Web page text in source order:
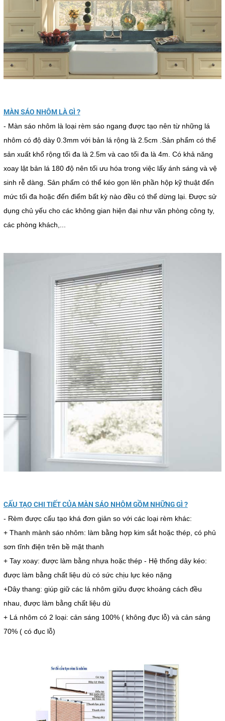
MÀN SÁO NHÔM LÀ GÌ ?
- Màn sáo nhôm là loại rèm sáo ngang được tạo nên từ những lá
nhôm có độ dày 0.3mm với bản lá rộng là 2.5cm .Sản phẩm có thể
sản xuất khổ rộng tối đa là 2.5m và cao tối đa là 4m. Có khả năng
xoay lật bản lá 180 độ nên tối ưu hóa trong việc lấy ánh sáng và vệ
sinh rễ dàng. Sản phẩm có thể kéo gọn lên phần hộp kỹ thuật đến
mức tối đa hoặc đến điểm bất kỳ nào đều có thể dừng lại. Được sử
dụng chủ yếu cho các không gian hiện đại như văn phòng công ty,
các phòng khách,...
CẤU TẠO CHI TIẾT CỦA MÀN SÁO NHÔM GỒM NHỮNG GÌ ?
- Rèm được cấu tạo khá đơn giản so với các loại rèm khác:
+ Thanh mành sáo nhôm: làm bằng hợp kim sắt hoặc thép, có phủ
sơn tĩnh điện trên bề mặt thanh
+ Tay xoay: được làm bằng nhựa hoặc thép - Hệ thống dây kéo:
được làm bằng chất liệu dù có sức chịu lực kéo nặng
+Dây thang: giúp giữ các lá nhôm giữu được khoảng cách đều
nhau, được làm bằng chất liệu dù
+ Lá nhôm có 2 loại: cản sáng 100% ( không đực lỗ) và cản sáng
70% ( có đục lỗ)